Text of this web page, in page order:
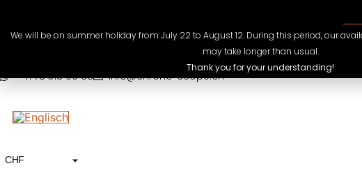
+41 78 318 09 88 info@chrono-scope.ch
CHF
We will be on summer holiday from July 22 to August 12. During this period, our
may take longer than usual.
Thank you for your understanding!